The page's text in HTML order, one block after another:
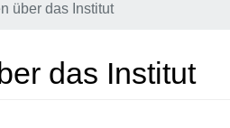
über das Institut
das Institut